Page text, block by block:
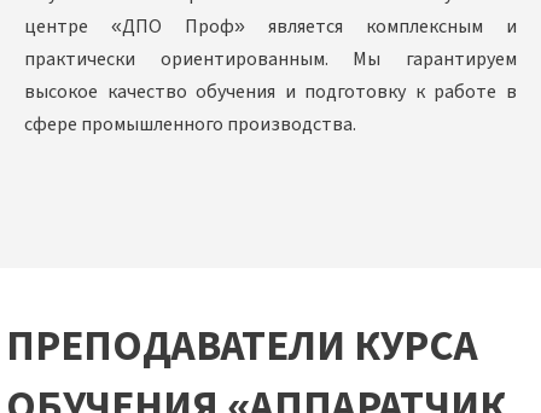
центре «ДПО Проф» является комплексным и
практически ориентированным. Мы гарантируем
высокое качество обучения и подготовку к работе в
сфере промышленного производства.
ПРЕПОДАВАТЕЛИ КУРСА